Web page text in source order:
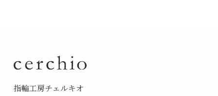
指輪工房チェルキオ